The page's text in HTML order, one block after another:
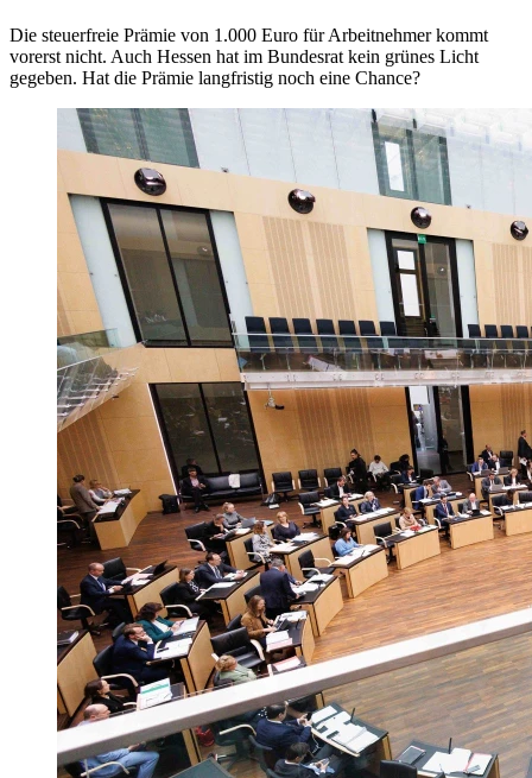
Die steuerfreie Prämie von 1.000 Euro für Arbeitnehmer kommt
vorerst nicht. Auch Hessen hat im Bundesrat kein grünes Licht
gegeben. Hat die Prämie langfristig noch eine Chance?